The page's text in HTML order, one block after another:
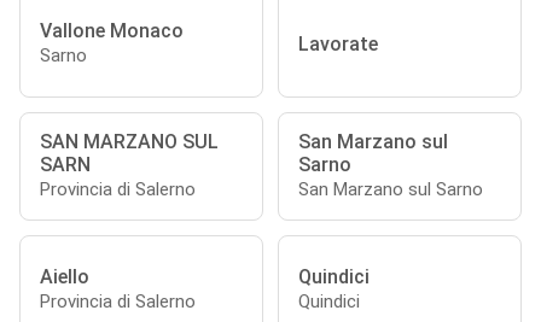
Vallone Monaco
Sarno Lavorate
SAN MARZANO SUL
SARN
Provincia di Salerno
San Marzano sul
Sarno
San Marzano sul Sarno
Aiello
Provincia di Salerno
Quindici
Quindici